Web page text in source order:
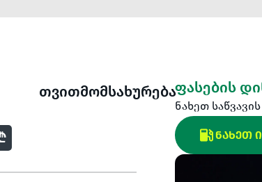
თვითმომსახურებაფასების
ნახეთ
ᲜᲐᲮᲔᲗ